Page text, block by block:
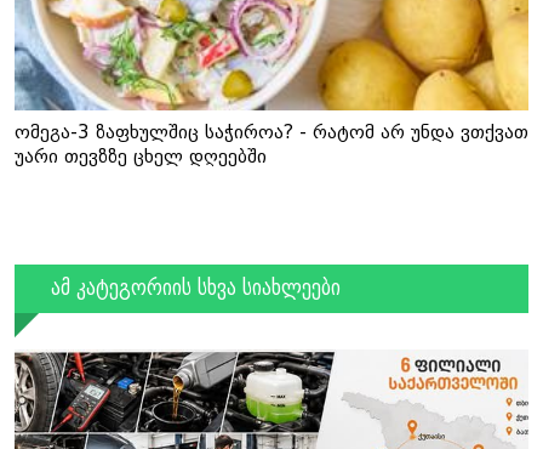
ომეგა-3 ზაფხულშიც საჭიროა? - რატომ არ უნდა ვთქვათ
უარი თევზზე ცხელ დღეებში
ამ კატეგორიის სხვა სიახლეები